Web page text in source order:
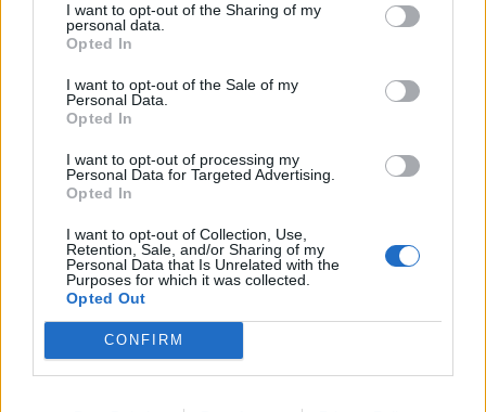
I want to opt-out of the Sharing of my
personal data.
Opted In
I want to opt-out of the Sale of my
Personal Data.
Opted In
I want to opt-out of processing my
Personal Data for Targeted Advertising.
Opted In
I want to opt-out of Collection, Use,
Retention, Sale, and/or Sharing of my
Personal Data that Is Unrelated with the
Purposes for which it was collected.
Opted Out
CONFIRM
σημεία όπου καταγράφηκαν σοβαρά γεωδυναμικά
φαινόμενα το προηγούμενο διάστημα.
Κατηγορία Τοπική Επικαιρότητα 14 Μαϊ 2026
Επόμενο Τέλος Σελίδα 1 από 4
ΕΠΑΓΓΕΛΜΑΤΙΕΣ ΥΓΕΙΑΣ